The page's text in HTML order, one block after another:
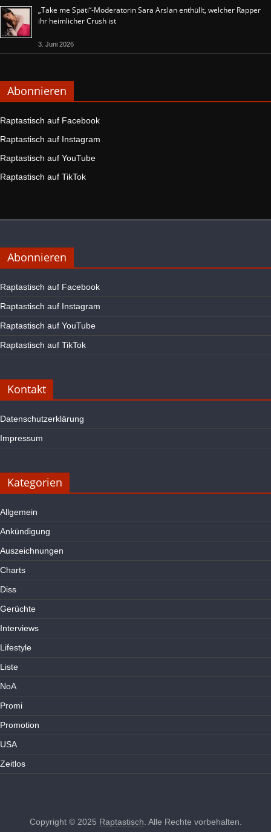
„Take me Späti“-Moderatorin Sara Arslan enthüllt, welcher Rapper
ihr heimlicher Crush ist
3. Juni 2026
Abonnieren
Raptastisch auf Facebook
Raptastisch auf Instagram
Raptastisch auf YouTube
Raptastisch auf TikTok
Abonnieren
Raptastisch auf Facebook
Raptastisch auf Instagram
Raptastisch auf YouTube
Raptastisch auf TikTok
Kontakt
Datenschutzerklärung
Impressum
Kategorien
Allgemein
Ankündigung
Auszeichnungen
Charts
Diss
Gerüchte
Interviews
Lifestyle
Liste
NoA
Promi
Promotion
USA
Zeitlos
Copyright © 2025 Raptastisch . Alle Rechte vorbehalten.